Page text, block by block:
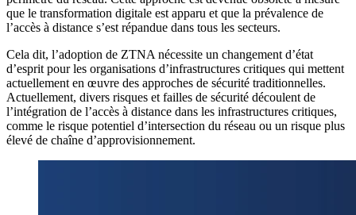
que le transformation digitale est apparu et que la prévalence de
l’accès à distance s’est répandue dans tous les secteurs.
Cela dit, l’adoption de ZTNA nécessite un changement d’état
d’esprit pour les organisations d’infrastructures critiques qui mettent
actuellement en œuvre des approches de sécurité traditionnelles.
Actuellement, divers risques et failles de sécurité découlent de
l’intégration de l’accès à distance dans les infrastructures critiques,
comme le risque potentiel d’intersection du réseau ou un risque plus
élevé de chaîne d’approvisionnement.